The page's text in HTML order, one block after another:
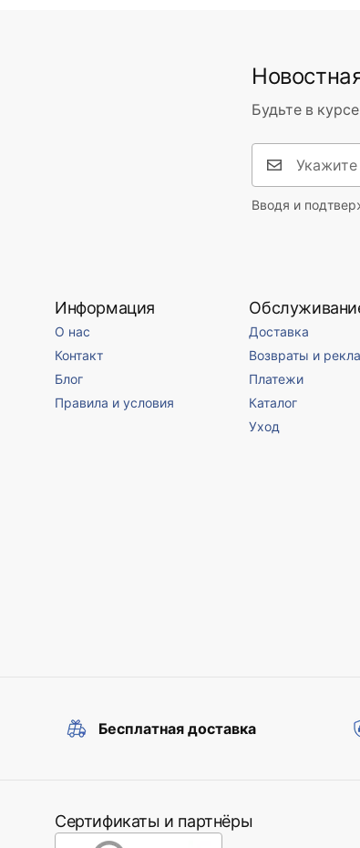
12
Будьте в
Вводя и
Информация
О нас
Контакт
Блог
Правила и условия
Доставка
Возвраты и
Платежи
Каталог
Уход
Бесплатная доставка
Сертификаты и партнёры